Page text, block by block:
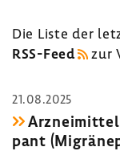
Die Liste der
RSS-​Feed
zur
21.08.2025
pant